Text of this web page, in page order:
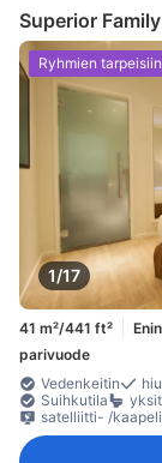
Superior
1/17
Ryhmien tarpeisiin
41 m²/441 ft²
parivuode
Vedenkeitin
Suihkutila
satelliitti- /